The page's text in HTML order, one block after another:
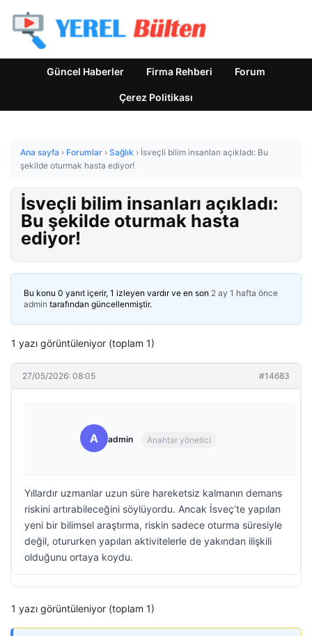
Güncel Haberler Firma Rehberi Forum
Çerez Politikası
Ana sayfa › Forumlar › Sağlık › İsveçli bilim insanları açıkladı: Bu
şekilde oturmak hasta ediyor!
İsveçli bilim insanları açıkladı:
Bu şekilde oturmak hasta
ediyor!
Bu konu 0 yanıt içerir, 1 izleyen vardır ve en son 2 ay 1 hafta önce
admin tarafından güncellenmiştir.
1 yazı görüntüleniyor (toplam 1)
27/05/2026: 08:05 #14683
A admin Anahtar yönetici
Yıllardır uzmanlar uzun süre hareketsiz kalmanın demans
riskini artırabileceğini söylüyordu. Ancak İsveç’te yapılan
yeni bir bilimsel araştırma, riskin sadece oturma süresiyle
değil, otururken yapılan aktivitelerle de yakından ilişkili
olduğunu ortaya koydu.
1 yazı görüntüleniyor (toplam 1)